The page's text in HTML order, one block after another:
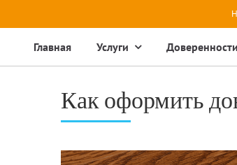
Главная Услуги Доверенности
Как оформить